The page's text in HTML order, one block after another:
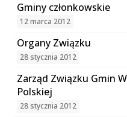
Gminy członkowskie
12 marca 2012
Organy Związku
28 stycznia 2012
Zarząd Związku Gmin
Polskiej
28 stycznia 2012